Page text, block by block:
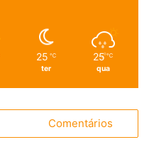
25 ℃
ter
25 ℃
qua
Comentários